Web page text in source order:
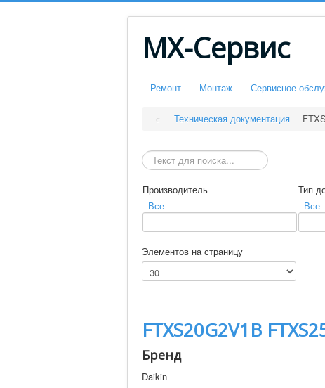
МХ-Сервис
Ремонт Монтаж Сервисное
Техническая документация
Производитель
- Все -
Тип
- Все -
Элементов на страницу
FTXS20G2V1B
Бренд
Daikin